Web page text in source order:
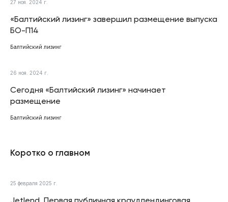
27 ноя. 2024 г.
«Балтийский лизинг» завершил размещение выпуска
БО-П14
Балтийский лизинг
26 ноя. 2024 г.
Сегодня «Балтийский лизинг» начинает
размещение
Балтийский лизинг
Коротко о главном
25 февраля 2025 г.